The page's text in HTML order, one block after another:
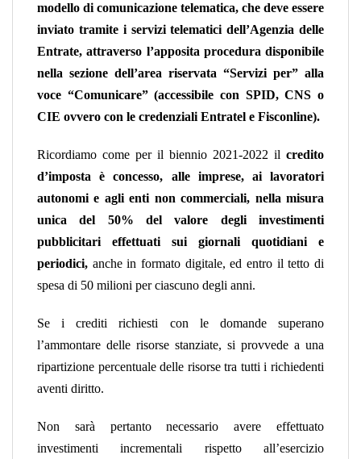
modello di comunicazione telematica, che deve essere
inviato tramite i servizi telematici dell’Agenzia delle
Entrate, attraverso l’apposita procedura disponibile
nella sezione dell’area riservata “Servizi per” alla
voce “Comunicare” (accessibile con SPID, CNS o
CIE ovvero con le credenziali Entratel e Fisconline).
Ricordiamo come per il biennio 2021-2022 il credito
d’imposta è concesso, alle imprese, ai lavoratori
autonomi e agli enti non commerciali, nella misura
unica del 50% del valore degli investimenti
pubblicitari effettuati sui giornali quotidiani e
periodici, anche in formato digitale, ed entro il tetto di
spesa di 50 milioni per ciascuno degli anni.
Se i crediti richiesti con le domande superano
l’ammontare delle risorse stanziate, si provvede a una
ripartizione percentuale delle risorse tra tutti i richiedenti
aventi diritto.
Non sarà pertanto necessario avere effettuato
investimenti incrementali rispetto all’esercizio